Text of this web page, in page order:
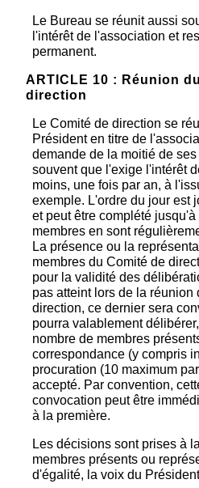
Le Bureau se réunit aussi
l'intérêt de l'association et
permanent.
ARTICLE 10 : Réunion
direction
Le Comité de direction se
Président en titre de
demande de la moitié de
souvent que l'exige l'intérêt
moins, une fois par an, à
exemple. L'ordre du jour est
et peut être complété
membres en sont
La présence ou la
membres du Comité de
pour la validité des
pas atteint lors de la réunion
direction, ce dernier sera
pourra valablement
nombre de membres
correspondance (y compris
procuration (10 maximum
accepté. Par convention,
convocation peut être
à la première.
Les décisions sont prises à
membres présents ou
d'égalité, la voix du